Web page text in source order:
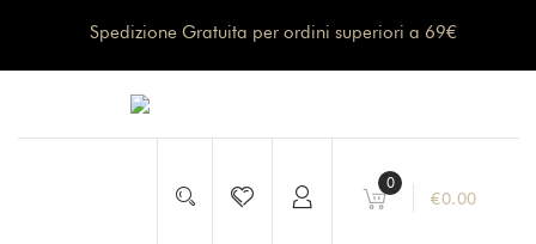
Spedizione Gratuita per ordini superiori a 69€
0
€0.00